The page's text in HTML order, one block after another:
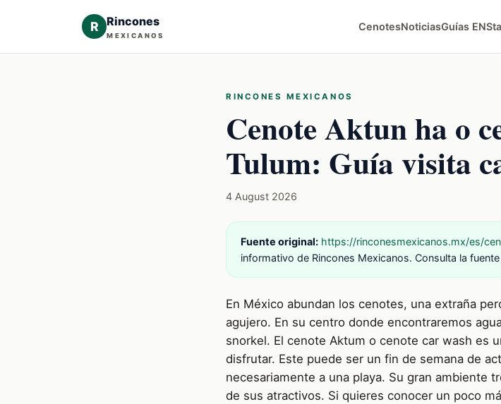
R Rincones
MEXICANOS
CenotesNoticiasGuías EN
RINCONES MEXICANOS
Cenote Aktun ha o
Tulum: Guía visita
4 August 2026
Fuente original: https://rinconesmexicanos.mx/es/
informativo de Rincones Mexicanos. Consulta la
En México abundan los cenotes, una extraña
agujero. En su centro donde encontraremos
snorkel. El cenote Aktum o cenote car wash es
disfrutar. Este puede ser un fin de semana de
necesariamente a una playa. Su gran ambiente
de sus atractivos. Si quieres conocer un poco